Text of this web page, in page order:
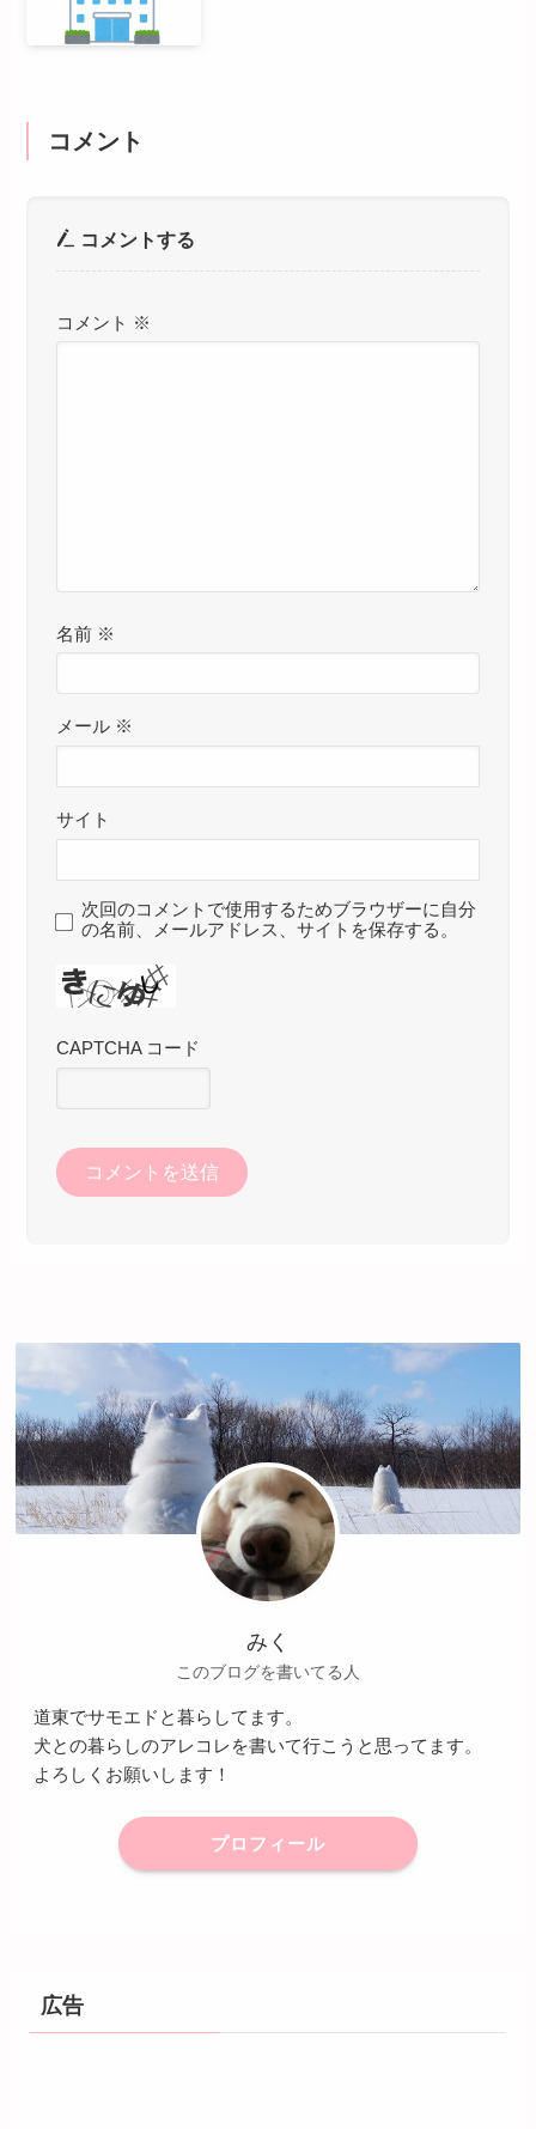
コメント
コメントする
コメント ※
名前 ※
メール ※
サイト
次回のコメントで使用するためブラウザーに自分
の名前、メールアドレス、サイトを保存する。
CAPTCHA コード
みく
このブログを書いてる人
道東でサモエドと暮らしてます。
犬との暮らしのアレコレを書いて行こうと思ってます。
よろしくお願いします！
プロフィール
広告